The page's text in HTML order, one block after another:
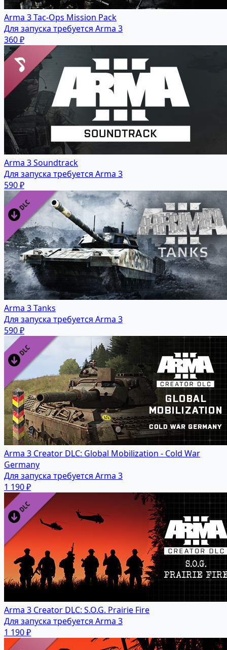
Arma 3 Tac-Ops Mission Pack
Для запуска требуется Arma 3
360 ₽
Arma 3 Soundtrack
Для запуска требуется Arma 3
590 ₽
Arma 3 Tanks
Для запуска требуется Arma 3
590 ₽
Arma 3 Creator DLC: Global Mobilization - Cold War
Germany
Для запуска требуется Arma 3
1 190 ₽
Arma 3 Creator DLC: S.O.G. Prairie Fire
Для запуска требуется Arma 3
1 190 ₽